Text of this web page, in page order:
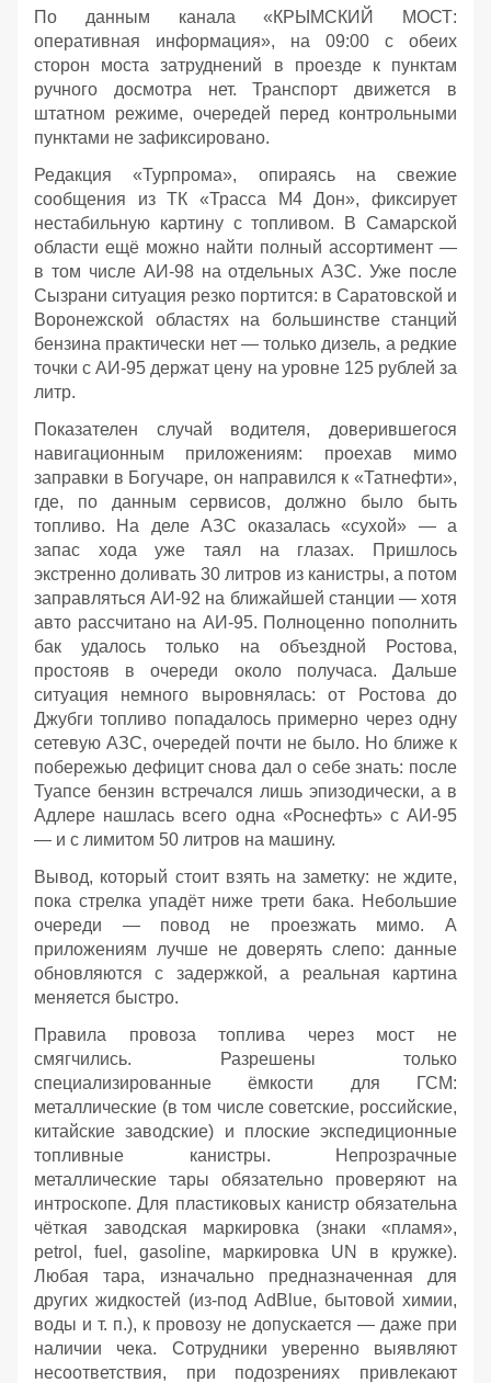
По данным канала «КРЫМСКИЙ МОСТ:
оперативная информация», на 09:00 с обеих
сторон моста затруднений в проезде к пунктам
ручного досмотра нет. Транспорт движется в
штатном режиме, очередей перед контрольными
пунктами не зафиксировано.
Редакция «Турпрома», опираясь на свежие
сообщения из ТК «Трасса М4 Дон», фиксирует
нестабильную картину с топливом. В Самарской
области ещё можно найти полный ассортимент —
в том числе АИ‑98 на отдельных АЗС. Уже после
Сызрани ситуация резко портится: в Саратовской и
Воронежской областях на большинстве станций
бензина практически нет — только дизель, а редкие
точки с АИ‑95 держат цену на уровне 125 рублей за
литр.
Показателен случай водителя, доверившегося
навигационным приложениям: проехав мимо
заправки в Богучаре, он направился к «Татнефти»,
где, по данным сервисов, должно было быть
топливо. На деле АЗС оказалась «сухой» — а
запас хода уже таял на глазах. Пришлось
экстренно доливать 30 литров из канистры, а потом
заправляться АИ‑92 на ближайшей станции — хотя
авто рассчитано на АИ‑95. Полноценно пополнить
бак удалось только на объездной Ростова,
простояв в очереди около получаса. Дальше
ситуация немного выровнялась: от Ростова до
Джубги топливо попадалось примерно через одну
сетевую АЗС, очередей почти не было. Но ближе к
побережью дефицит снова дал о себе знать: после
Туапсе бензин встречался лишь эпизодически, а в
Адлере нашлась всего одна «Роснефть» с АИ‑95
— и с лимитом 50 литров на машину.
Вывод, который стоит взять на заметку: не ждите,
пока стрелка упадёт ниже трети бака. Небольшие
очереди — повод не проезжать мимо. А
приложениям лучше не доверять слепо: данные
обновляются с задержкой, а реальная картина
меняется быстро.
Правила провоза топлива через мост не
смягчились. Разрешены только
специализированные ёмкости для ГСМ:
металлические (в том числе советские, российские,
китайские заводские) и плоские экспедиционные
топливные канистры. Непрозрачные
металлические тары обязательно проверяют на
интроскопе. Для пластиковых канистр обязательна
чёткая заводская маркировка (знаки «пламя»,
petrol, fuel, gasoline, маркировка UN в кружке).
Любая тара, изначально предназначенная для
других жидкостей (из‑под AdBlue, бытовой химии,
воды и т. п.), к провозу не допускается — даже при
наличии чека. Сотрудники уверенно выявляют
несоответствия, при подозрениях привлекают